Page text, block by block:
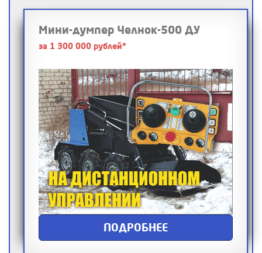
Мини-думпер Челнок-500 ДУ
за 1 300 000 рублей*
ПОДРОБНЕЕ